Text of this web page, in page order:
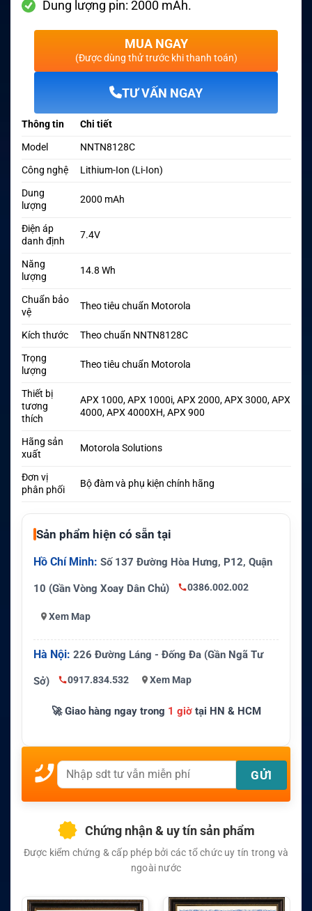
Dung lượng pin: 2000 mAh.
MUA NGAY
(Được dùng thử trước khi thanh toán)
TƯ VẤN NGAY
Thông tin
Chi tiết
Model
NNTN8128C
Công nghệ
Lithium-Ion (Li-Ion)
Dung
lượng
2000 mAh
Điện áp
danh định
7.4V
Năng
lượng
14.8 Wh
Chuẩn bảo
vệ
Theo tiêu chuẩn Motorola
Kích thước
Theo chuẩn NNTN8128C
Trọng
lượng
Theo tiêu chuẩn Motorola
Thiết bị
tương
thích
APX 1000, APX 1000i, APX 2000, APX 3000, APX
4000, APX 4000XH, APX 900
Hãng sản
xuất
Motorola Solutions
Đơn vị
phân phối
Bộ đàm và phụ kiện chính hãng
Sản phẩm hiện có sẵn tại
Hồ Chí Minh: Số 137 Đường Hòa Hưng, P12, Quận
10 (Gần Vòng Xoay Dân Chủ) 0386.002.002
Xem Map
Hà Nội: 226 Đường Láng - Đống Đa (Gần Ngã Tư
Sở) 0917.834.532 Xem Map
🚀 Giao hàng ngay trong 1 giờtại HN & HCM
Chứng nhận & uy tín sản phẩm
Được kiểm chứng & cấp phép bởi các tổ chức uy tín trong và
ngoài nước